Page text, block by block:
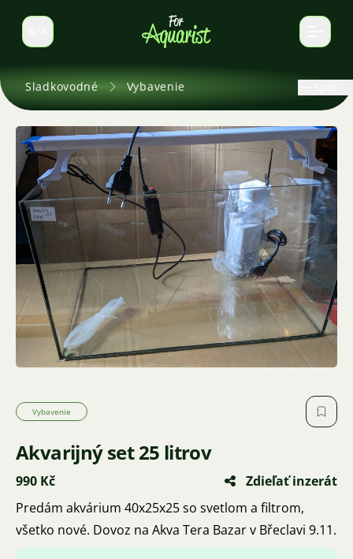
Prepnúť jazyk
Sladkovodné Vybavenie
Vybavenie
Akvarijný set 25 litrov
990 Kč
Zdieľať inzerát
Predám akvárium 40x25x25 so svetlom a filtrom,
všetko nové. Dovoz na Akva Tera Bazar v Břeclavi 9.11.